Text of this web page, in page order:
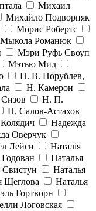
Михаил
Михайло Подворняк
Морис Робертс
Мыкола Романюк
Мэри Руфь Своуп
Мэтью Мид
Н. В. Порублев,
Н. Камерон
Н. П.
Н. Салов-Астахов
Надежда
Оверчук
Лейси
Наталія
Наталья
Свистун
Наталья
Щеглова
Наталья
Гортворн
Логовская